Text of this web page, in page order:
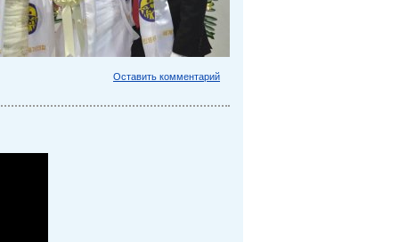
Оставить комментарий